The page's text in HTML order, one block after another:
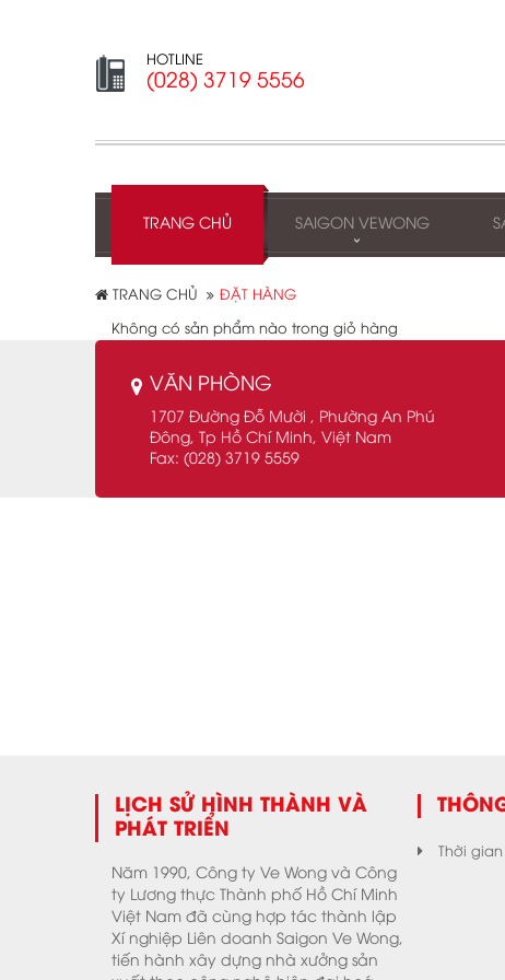
HOTLINE
(028) 3719 5556
TRANG CHỦ SAIGON VEWONG
TRANG CHỦ ĐẶT HÀNG
Không có sản phẩm nào trong giỏ hàng
VĂN PHÒNG
1707 Đường Đỗ Mười , Phường An Phú
Đông, Tp Hồ Chí Minh, Việt Nam
Fax: (028) 3719 5559
LỊCH SỬ HÌNH THÀNH VÀ
PHÁT TRIỂN
Năm 1990, Công ty Ve Wong và Công
ty Lương thực Thành phố Hồ Chí Minh
Việt Nam đã cùng hợp tác thành lập
Xí nghiệp Liên doanh Saigon Ve Wong,
tiến hành xây dựng nhà xưởng sản
Thời